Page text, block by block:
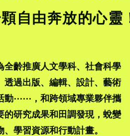
自由奔放的心靈
全齡推廣人文學科、社會科學
透過出版、編輯、設計、藝術
動⋯⋯，和跨領域專業夥伴攜
的研究成果和田調發現，蛻變
學習資源和行動計畫。​​